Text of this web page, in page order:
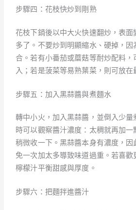
步驟四：花枝快炒到剛熟
花枝下鍋後以中大火快速翻炒，表面
多了。不要炒到明顯縮水、硬掉，
合。若有小番茄或蘑菇等耐炒配料
入；若是菠菜等易熟葉菜，則可放在
步驟五：加入黑蒜醬與煮麵水
轉中小火，加入黑蒜醬，並倒入少量
時可以觀察醬汁濃度：太稠就再加
稍微收一下。黑蒜醬本身有濃度，
免一次加太多導致味道過重。若喜
檸檬汁平衡甜感與厚度。
步驟六：把麵拌進醬汁